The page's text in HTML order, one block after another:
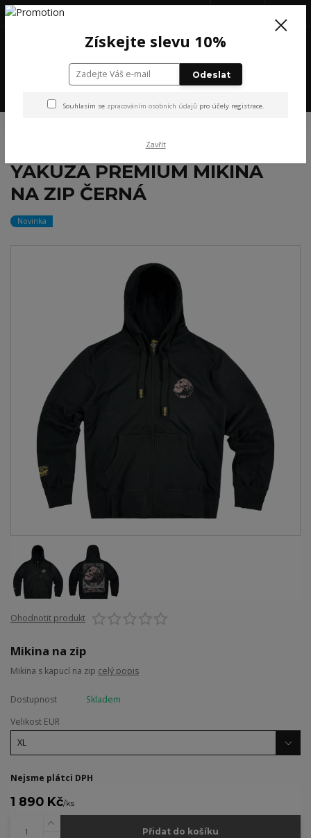
+420 777 199 652
YAKUZA PREMIUM MIKINA
NA ZIP ČERNÁ
Novinka
Ohodnotit produkt
Mikina na zip
Mikina s kapucí na zip celý popis
Dostupnost
Skladem
Velikost EUR
Nejsme plátci DPH
1 890 Kč/ks
Přidat do košíku
Získejte slevu 10%
Odeslat
Souhlasím se zpracováním osobních údajů pro účely registrace.
Zavřít